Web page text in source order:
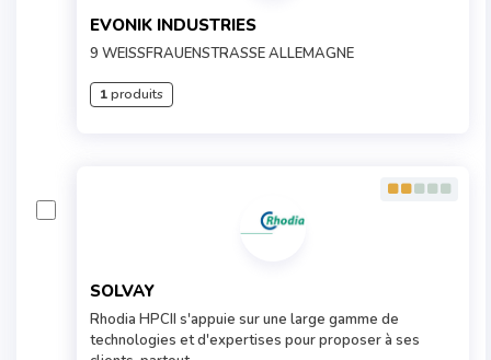
EVONIK INDUSTRIES
9 WEISSFRAUENSTRASSE ALLEMAGNE
1produits
SOLVAY
Rhodia HPCII s'appuie sur une large gamme de
technologies et d'expertises pour proposer à ses